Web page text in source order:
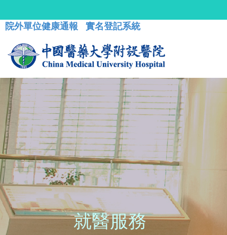
院外單位健康通報 實名登記系統
就醫服務